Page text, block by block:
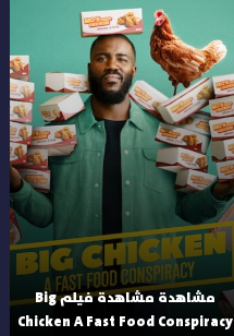
مشاهدة مشاهدة فيلم Big
Chicken A Fast Food Conspiracy